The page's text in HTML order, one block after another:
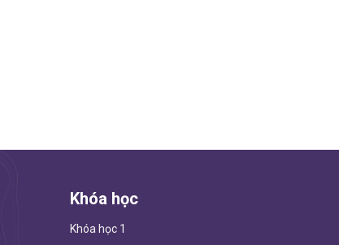
Khóa học
Khóa học 1